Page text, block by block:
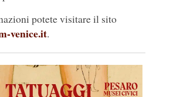
potete visitare il sito
venice.it.